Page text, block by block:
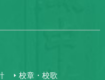
校章・校歌